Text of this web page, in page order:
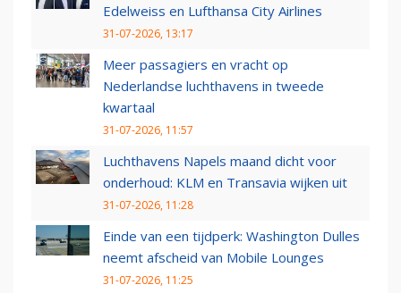
Edelweiss en Lufthansa City Airlines
31-07-2026, 13:17
Meer passagiers en vracht op
Nederlandse luchthavens in tweede
kwartaal
31-07-2026, 11:57
Luchthavens Napels maand dicht voor
onderhoud: KLM en Transavia wijken uit
31-07-2026, 11:28
Einde van een tijdperk: Washington Dulles
neemt afscheid van Mobile Lounges
31-07-2026, 11:25